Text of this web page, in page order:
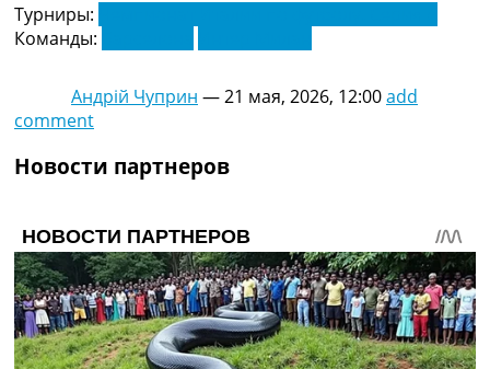
ТВ программа
Турниры:
Команды:
Андрій Чуприн —21 мая, 2026, 12:00add
comment
Новости партнеров